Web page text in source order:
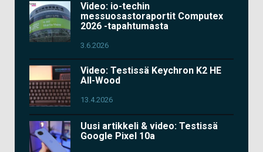
Video: io-techin
messuosastoraportit Computex
2026 -tapahtumasta
3.6.2026
Video: Testissä Keychron K2 HE
All-Wood
13.4.2026
Uusi artikkeli & video: Testissä
Google Pixel 10a